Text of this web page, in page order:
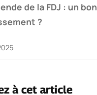
de la FDJ : un bon
?
à cet article